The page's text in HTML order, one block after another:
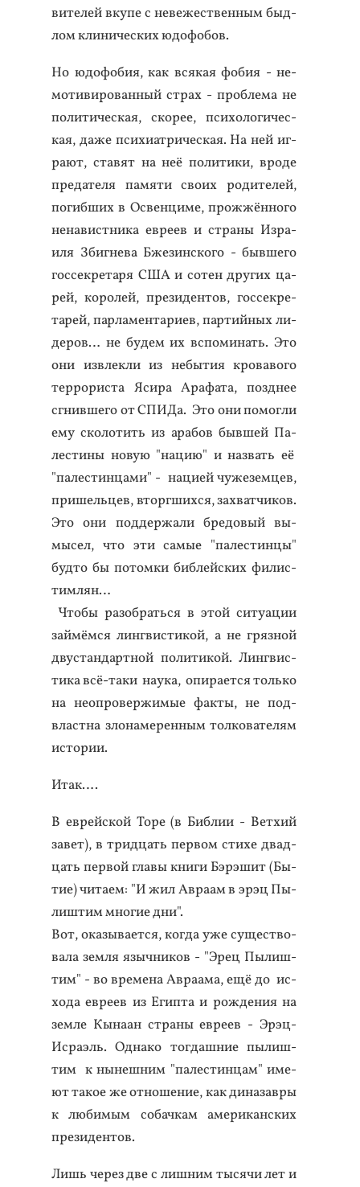
вите­лей вку­пе с не­вежес­твен­ным быд­
лом кли­ничес­ких юдо­фобов.
Но юдо­фобия, как вся­кая фо­бия - не­
моти­виро­ван­ный страх - проб­ле­ма не
по­лити­чес­кая, ско­рее, пси­холо­гичес­
кая, да­же пси­хи­ат­ри­чес­кая. На ней иг­
ра­ют, ста­вят на неё по­лити­ки, вро­де
пре­дате­ля па­мяти сво­их ро­дите­лей,
по­гиб­ших в Ос­венци­ме, прож­жённо­го
не­навис­тни­ка ев­ре­ев и стра­ны Из­ра­
иля Збиг­не­ва Бже­зин­ско­го - быв­ше­го
гос­секре­таря США и со­тен дру­гих ца­
рей, ко­ролей, пре­зиден­тов, гос­секре­
тарей, пар­ла­мен­та­ри­ев, пар­тий­ных ли­
деров… не бу­дем их вспо­минать. Это
они из­влек­ли из не­бытия кро­ваво­го
тер­ро­рис­та Яси­ра Ара­фата, поз­днее
сгнив­ше­го от СПИ­Да. Это они по­мог­ли
ему ско­лотить из ара­бов быв­шей Па­
лес­ти­ны но­вую "на­цию" и наз­вать её
"па­лес­тинца­ми" - на­ци­ей чу­жезем­цев,
при­шель­цев, втор­гших­ся, зах­ватчи­ков.
Это они под­держа­ли бре­довый вы­
мысел, что эти са­мые "па­лес­тинцы"
буд­то бы по­том­ки биб­лей­ских фи­лис­
тимлян…
Что­бы ра­зоб­рать­ся в этой си­ту­ации
зай­мём­ся лин­гвис­ти­кой, а не гряз­ной
двус­тандар­тной по­лити­кой. Лин­гвис­
ти­ка всё-та­ки на­ука, опи­ра­ет­ся толь­ко
на не­оп­ро­вер­жи­мые фак­ты, не под­
властна зло­наме­рен­ным тол­ко­вате­лям
ис­то­рии.
Итак….
В ев­рей­ской То­ре (в Биб­лии - Вет­хий
за­вет), в трид­цать пер­вом сти­хе двад­
цать пер­вой гла­вы кни­ги Бэ­рэшит (Бы­
тие) чи­та­ем: "И жил Ав­ра­ам в эрэц Пы­
лиш­тим мно­гие дни".
Вот, ока­зыва­ет­ся, ког­да уже су­щес­тво­
вала зем­ля языч­ни­ков - "Эрец Пы­лиш­
тим" - во вре­мена Ав­ра­ама, ещё до ис­
хо­да ев­ре­ев из Егип­та и рож­де­ния на
зем­ле Кы­на­ан стра­ны ев­ре­ев - Эрэц-
Ис­ра­эль. Од­на­ко тог­дашние пы­лиш­
тим к ны­неш­ним "па­лес­тинцам" име­
ют та­кое же от­но­шение, как ди­назав­ры
к лю­бимым со­бач­кам аме­рикан­ских
пре­зиден­тов.
Лишь че­рез две с лиш­ним ты­сячи лет и